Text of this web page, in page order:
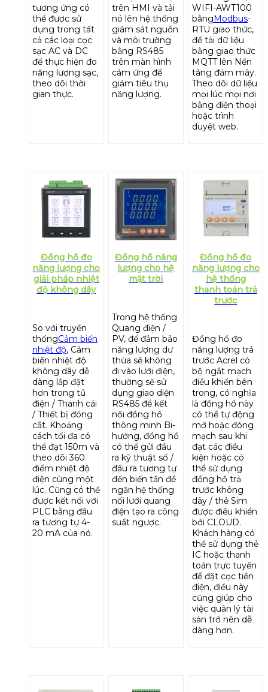
tương ứng có
thể được sử
dụng trong tất
cả các loại cọc
sạc AC và DC
để thực hiện đo
năng lượng sạc,
theo dõi thời
gian thực.
trên HMI và tải
nó lên hệ thống
giám sát nguồn
và môi trường
bằng RS485
trên màn hình
cảm ứng để
giảm tiêu thụ
năng lượng.
WIFI-AWT100
bằngModbus-
RTU giao thức,
để tải dữ liệu
bằng giao thức
MQTT lên Nền
tảng đám mây.
Theo dõi dữ liệu
mọi lúc mọi nơi
bằng điện thoại
hoặc trình
duyệt web.
Đồng hồ đo
năng lượng cho
giải pháp nhiệt
độ không dây
So với truyền
thốngCảm biến
nhiệt độ, Cảm
biến nhiệt độ
không dây dễ
dàng lắp đặt
hơn trong tủ
điện / Thanh cái
/ Thiết bị đóng
cắt. Khoảng
cách tối đa có
thể đạt 150m và
theo dõi 360
điểm nhiệt độ
điện cùng một
lúc. Cũng có thể
được kết nối với
PLC bằng đầu
ra tương tự 4-
20 mA của nó.
Đồng hồ năng
lượng cho hệ
mặt trời
Trong hệ thống
Quang điện /
PV, để đảm bảo
năng lượng dư
thừa sẽ không
đi vào lưới điện,
thường sẽ sử
dụng giao diện
RS485 để kết
nối đồng hồ
thông minh Bi-
hướng, đồng hồ
có thể gửi đầu
ra kỹ thuật số /
đầu ra tương tự
đến biến tần để
ngăn hệ thống
nối lưới quang
điện tạo ra công
suất ngược.
Đồng hồ đo
năng lượng cho
hệ thống
thanh toán trả
trước
Đồng hồ đo
năng lượng trả
trước Acrel có
bộ ngắt mạch
điều khiển bên
trong, có nghĩa
là đồng hồ này
có thể tự động
mở hoặc đóng
mạch sau khi
đạt các điều
kiện hoặc có
thể sử dụng
đồng hồ trả
trước không
dây / thẻ Sim
được điều khiển
bởi CLOUD.
Khách hàng có
thể sử dụng thẻ
IC hoặc thanh
toán trực tuyến
để đặt cọc tiền
điện, điều này
cũng giúp cho
việc quản lý tài
sản trở nên dễ
dàng hơn.